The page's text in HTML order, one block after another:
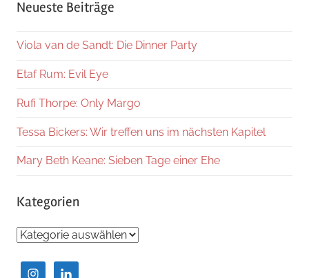
Neueste Beiträge
Viola van de Sandt: Die Dinner Party
Etaf Rum: Evil Eye
Rufi Thorpe: Only Margo
Tessa Bickers: Wir treffen uns im nächsten Kapitel
Mary Beth Keane: Sieben Tage einer Ehe
Kategorien
Kategorien